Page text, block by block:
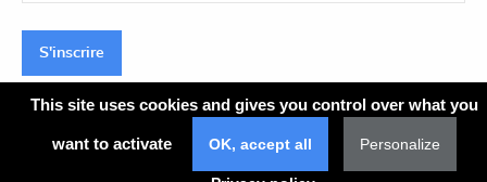
S'inscrire
This site uses cookies and gives you control over what you
want to activate OK, accept all Personalize